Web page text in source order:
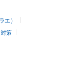
エ）
策